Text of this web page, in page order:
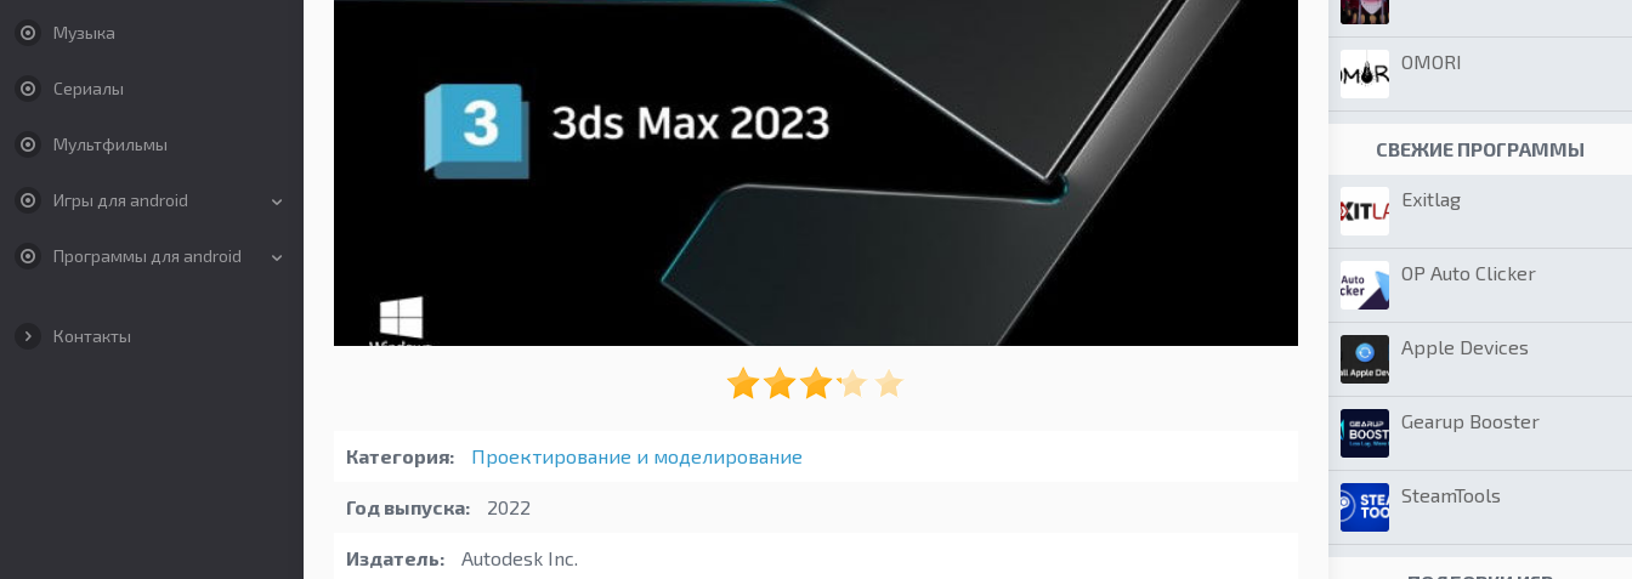
Музыка
Сериалы
Мультфильмы
Игры для android
Программы для android
Контакты
Категория: Проектирование и моделирование
Год выпуска: 2022
Издатель: Autodesk Inc.
OMORI
СВЕЖИЕ ПРОГРАММЫ
Exitlag
OP Auto Clicker
Apple Devices
Gearup Booster
SteamTools